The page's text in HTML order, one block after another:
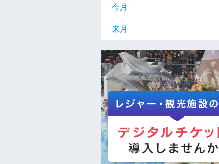
今月
来月